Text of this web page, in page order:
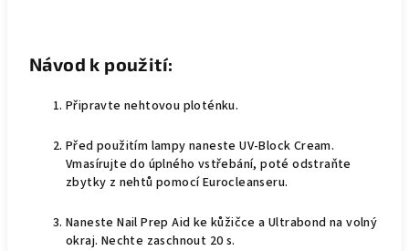
Návod k použití:
Připravte nehtovou ploténku.
Před použitím lampy naneste UV-Block Cream.
Vmasírujte do úplného vstřebání, poté odstraňte
zbytky z nehtů pomocí Eurocleanseru.
Naneste Nail Prep Aid ke kůžičce a Ultrabond na volný
okraj. Nechte zaschnout 20 s.